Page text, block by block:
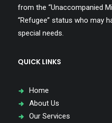
from the “Unaccompanied
“Refugee” status who may
special needs.
QUICK LINKS
Home
About Us
Our Services